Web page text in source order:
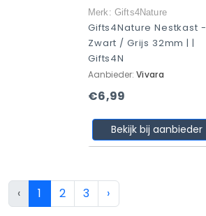
Merk: Gifts4Nature
Gifts4Nature Nestkast -
Zwart / Grijs 32mm | |
Gifts4N
Aanbieder: Vivara
€6,99
Bekijk bij aanbieder
‹ 1 2 3 ›